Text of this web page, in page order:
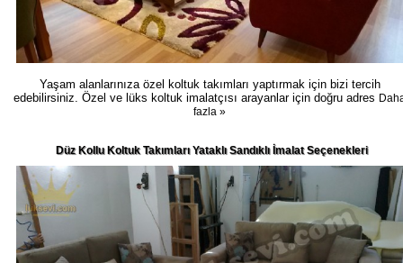
Yaşam alanlarınıza özel koltuk takımları yaptırmak için bizi tercih
edebilirsiniz. Özel ve lüks koltuk imalatçısı arayanlar için doğru adres
fazla »
Düz Kollu Koltuk Takımları Yataklı Sandıklı İmalat Seçenekleri